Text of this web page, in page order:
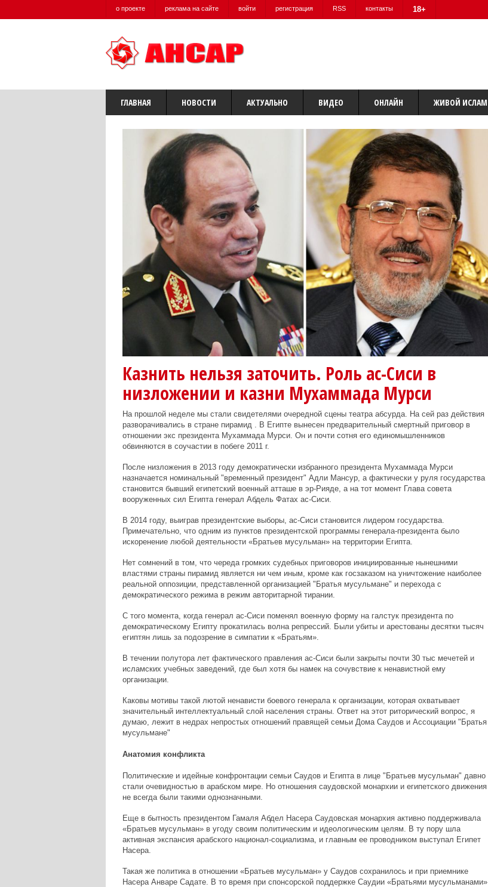
о проекте реклама на сайте войти регистрация RSS контакты 18+
ГЛАВНАЯ НОВОСТИ АКТУАЛЬНО ВИДЕО ОНЛАЙН ЖИВОЙ ИСЛАМ
Казнить нельзя заточить. Роль ас-Сиси в
низложении и казни Мухаммада Мурси
На прошлой неделе мы стали свидетелями очередной сцены театра абсурда. На сей раз действия
разворачивались в стране пирамид . В Египте вынесен предварительный смертный приговор в
отношении экс президента Мухаммада Мурси. Он и почти сотня его единомышленников
обвиняются в соучастии в побеге 2011 г.
После низложения в 2013 году демократически избранного президента Мухаммада Мурси
назначается номинальный "временный президент" Адли Мансур, а фактически у руля государства
становится бывший египетский военный атташе в эр-Рияде, а на тот момент Глава совета
вооруженных сил Египта генерал Абдель Фатах ас-Сиси.
В 2014 году, выиграв президентские выборы, ас-Сиси становится лидером государства.
Примечательно, что одним из пунктов президентской программы генерала-президента было
искоренение любой деятельности «Братьев мусульман» на территории Египта.
Нет сомнений в том, что череда громких судебных приговоров инициированные нынешними
властями страны пирамид является ни чем иным, кроме как госзаказом на уничтожение наиболее
реальной оппозиции, представленной организацией "Братья мусульмане" и перехода с
демократического режима в режим авторитарной тирании.
С того момента, когда генерал ас-Сиси поменял военную форму на галстук президента по
демократическому Египту прокатилась волна репрессий. Были убиты и арестованы десятки тысяч
египтян лишь за подозрение в симпатии к «Братьям».
В течении полутора лет фактического правления ас-Сиси были закрыты почти 30 тыс мечетей и
исламских учебных заведений, где был хотя бы намек на сочувствие к ненавистной ему
организации.
Каковы мотивы такой лютой ненависти боевого генерала к организации, которая охватывает
значительный интеллектуальный слой населения страны. Ответ на этот риторический вопрос, я
думаю, лежит в недрах непростых отношений правящей семьи Дома Саудов и Ассоциации "Братья
мусульмане"
Анатомия конфликта
Политические и идейные конфронтации семьи Саудов и Египта в лице "Братьев мусульман" давно
стали очевидностью в арабском мире. Но отношения саудовской монархии и египетского движения
не всегда были такими однозначными.
Еще в бытность президентом Гамаля Абдел Насера Саудовская монархия активно поддерживала
«Братьев мусульман» в угоду своим политическим и идеологическим целям. В ту пору шла
активная экспансия арабского национал-социализма, и главным ее проводником выступал Египет
Насера.
Такая же политика в отношении «Братьев мусульман» у Саудов сохранилось и при приемнике
Насера Анваре Садате. В то время при спонсорской поддержке Саудии «Братьями мусульманами»